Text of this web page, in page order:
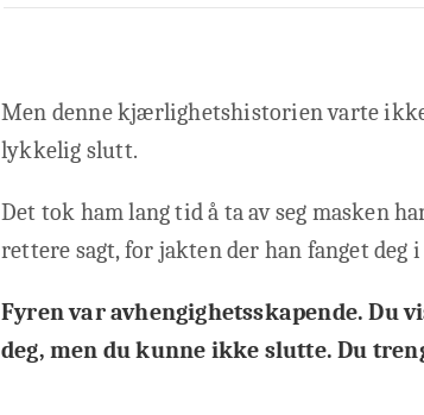
Men denne kjærlighetshistorien varte
lykkelig slutt.
Det tok ham lang tid å ta av seg masken
rettere sagt, for jakten der han fanget deg
Fyren var avhengighetsskapende. Du
deg, men du kunne ikke slutte. Du